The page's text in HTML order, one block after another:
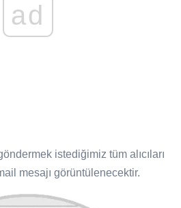
ad
istediğimiz tüm alıcıları
mesajı görüntülenecektir.